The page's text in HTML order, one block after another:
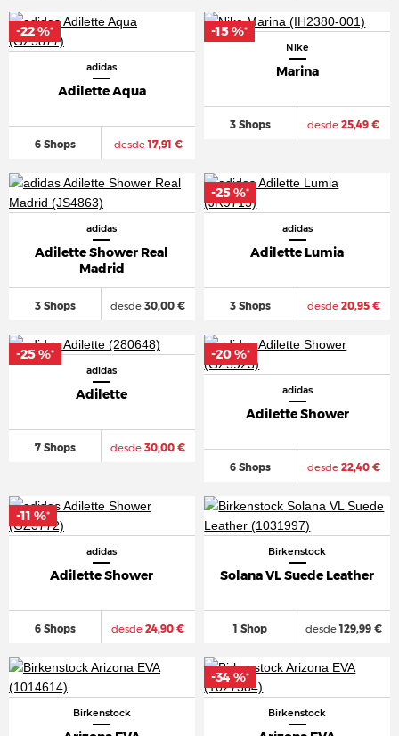
adidas
Adilette Aqua
6 Shops desde17,91 €
-22 %*
Nike
Marina
3 Shops desde 25,49 €
-15 %*
adidas
Adilette Shower Real
Madrid
3 Shops desde 30,00 €
adidas
Adilette Lumia
3 Shops desde20,95 €
-25 %*
adidas
Adilette
7 Shops desde 30,00 €
-25 %*
adidas
Adilette Shower
6 Shops desde22,40 €
-20 %*
adidas
Adilette Shower
6 Shops desde 24,90 €
-11 %*
Birkenstock
Solana VL Suede Leather
1 Shop desde129,99 €
Birkenstock Birkenstock
-34 %*